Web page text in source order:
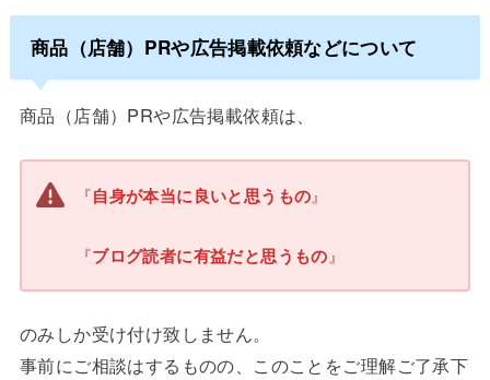
商品（店舗）PRや広告掲載依頼などについて
商品（店舗）PRや広告掲載依頼は、
『自身が本当に良いと思うもの』
『ブログ読者に有益だと思うもの 』
のみしか受け付け致しません。
事前にご相談はするものの、このことをご理解ご了承下